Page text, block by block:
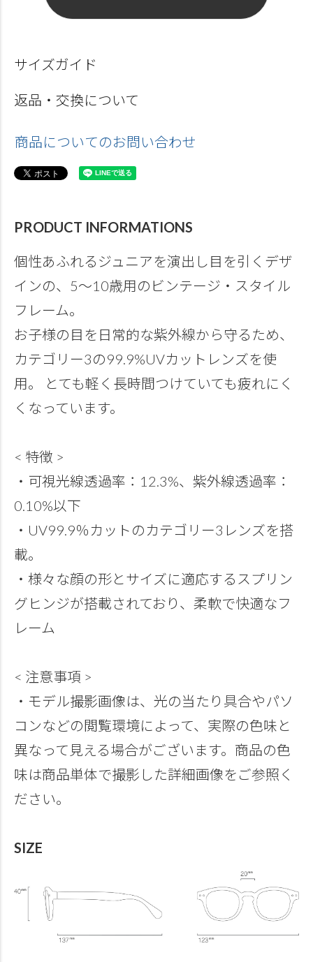
サイズガイド
返品・交換について
商品についてのお問い合わせ
PRODUCT INFORMATIONS
個性あふれるジュニアを演出し目を引くデザ
インの、5～10歳用のビンテージ・スタイル
フレーム。
お子様の目を日常的な紫外線から守るため、
カテゴリー3の99.9%UVカットレンズを使
用。 とても軽く長時間つけていても疲れにく
くなっています。
< 特徴 >
・可視光線透過率：12.3%、紫外線透過率：
0.10%以下
・UV99.9％カットのカテゴリー3レンズを搭
載。
・様々な顔の形とサイズに適応するスプリン
グヒンジが搭載されており、柔軟で快適なフ
レーム
< 注意事項 >
・モデル撮影画像は、光の当たり具合やパソ
コンなどの閲覧環境によって、実際の色味と
異なって見える場合がございます。商品の色
味は商品単体で撮影した詳細画像をご参照く
ださい。
SIZE